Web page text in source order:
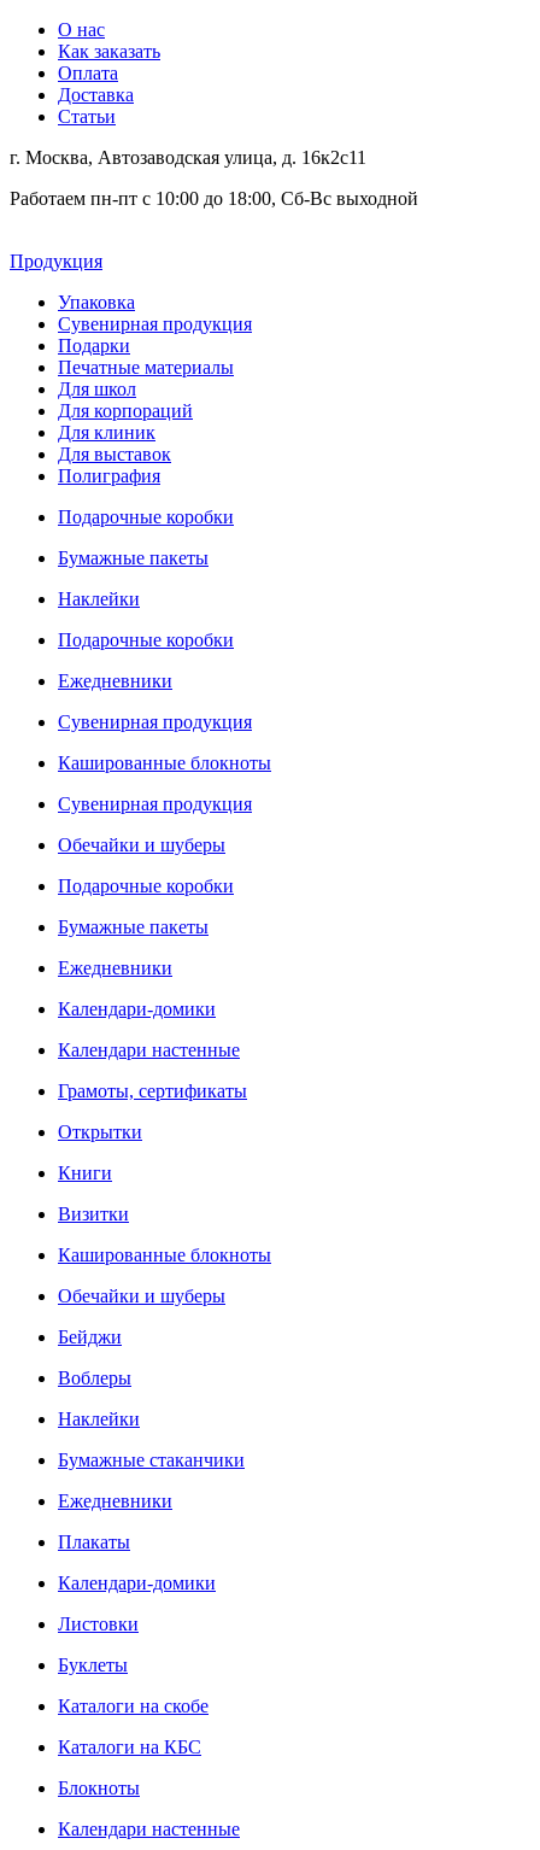
О нас
Как заказать
Оплата
Доставка
Статьи
г. Москва, Автозаводская улица, д. 16к2с11
Работаем пн-пт с 10:00 до 18:00, Сб-Вс выходной
Продукция
Упаковка
Сувенирная продукция
Подарки
Печатные материалы
Для школ
Для корпораций
Для клиник
Для выставок
Полиграфия
Подарочные коробки
Бумажные пакеты
Наклейки
Подарочные коробки
Ежедневники
Сувенирная продукция
Кашированные блокноты
Сувенирная продукция
Обечайки и шуберы
Подарочные коробки
Бумажные пакеты
Ежедневники
Календари-домики
Календари настенные
Грамоты, сертификаты
Открытки
Книги
Визитки
Кашированные блокноты
Обечайки и шуберы
Бейджи
Воблеры
Наклейки
Бумажные стаканчики
Ежедневники
Плакаты
Календари-домики
Листовки
Буклеты
Каталоги на скобе
Каталоги на КБС
Блокноты
Календари настенные